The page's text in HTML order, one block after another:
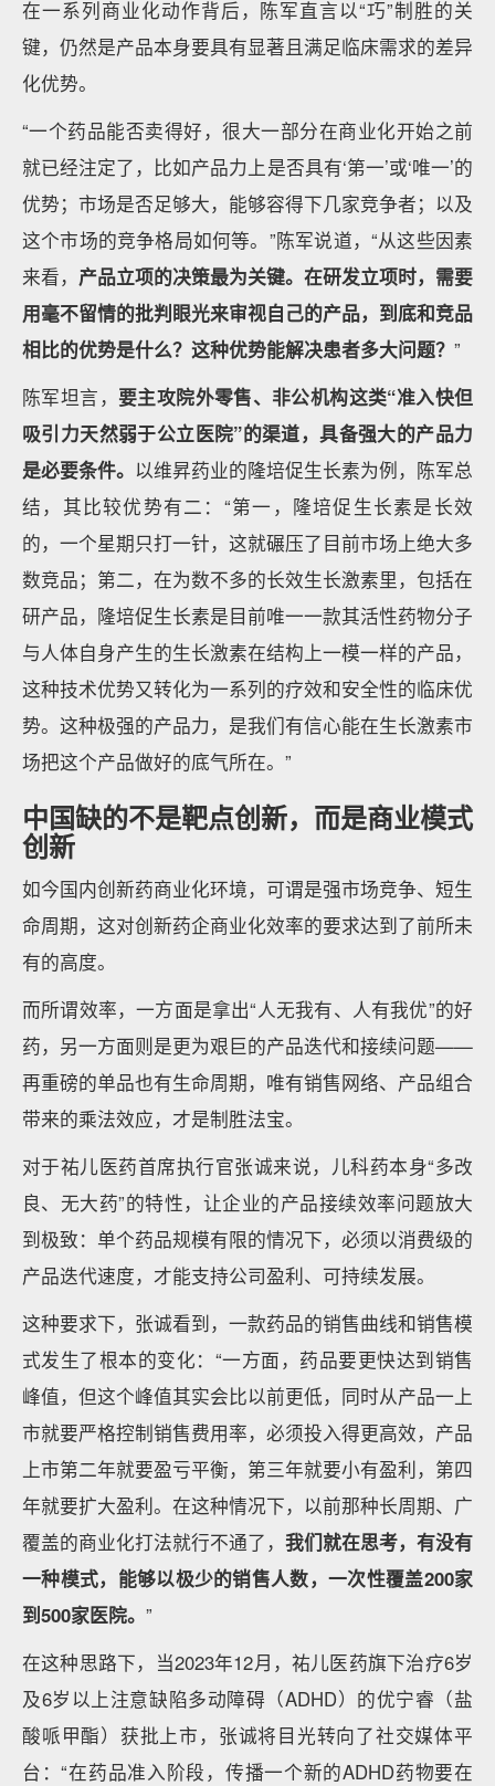
在一系列商业化动作背后，陈军直言以“巧”制胜的关
键，仍然是产品本身要具有显著且满足临床需求的差异
化优势。
“一个药品能否卖得好，很大一部分在商业化开始之前
就已经注定了，比如产品力上是否具有‘第一’或‘唯一’的
优势；市场是否足够大，能够容得下几家竞争者；以及
这个市场的竞争格局如何等。”陈军说道，“从这些因素
来看， 产品立项的决策最为关键。在研发立项时，需要
用毫不留情的批判眼光来审视自己的产品，到底和竞品
相比的优势是什么？这种优势能解决患者多大问题？ ”
陈军坦言， 要主攻院外零售、非公机构这类“准入快但
吸引力天然弱于公立医院”的渠道，具备强大的产品力
是必要条件。 以维昇药业的隆培促生长素为例，陈军总
结，其比较优势有二：“第一，隆培促生长素是长效
的，一个星期只打一针，这就碾压了目前市场上绝大多
数竞品；第二，在为数不多的长效生长激素里，包括在
研产品，隆培促生长素是目前唯一一款其活性药物分子
与人体自身产生的生长激素在结构上一模一样的产品，
这种技术优势又转化为一系列的疗效和安全性的临床优
势。这种极强的产品力，是我们有信心能在生长激素市
场把这个产品做好的底气所在。”
中国缺的不是靶点创新，而是商业模式
创新
如今国内创新药商业化环境，可谓是强市场竞争、短生
命周期，这对创新药企商业化效率的要求达到了前所未
有的高度。
而所谓效率，一方面是拿出“人无我有、人有我优”的好
药，另一方面则是更为艰巨的产品迭代和接续问题——
再重磅的单品也有生命周期，唯有销售网络、产品组合
带来的乘法效应，才是制胜法宝。
对于祐儿医药首席执行官张诚来说，儿科药本身“多改
良、无大药”的特性，让企业的产品接续效率问题放大
到极致：单个药品规模有限的情况下，必须以消费级的
产品迭代速度，才能支持公司盈利、可持续发展。
这种要求下，张诚看到，一款药品的销售曲线和销售模
式发生了根本的变化：“一方面，药品要更快达到销售
峰值，但这个峰值其实会比以前更低，同时从产品一上
市就要严格控制销售费用率，必须投入得更高效，产品
上市第二年就要盈亏平衡，第三年就要小有盈利，第四
年就要扩大盈利。在这种情况下，以前那种长周期、广
覆盖的商业化打法就行不通了， 我们就在思考，有没有
一种模式，能够以极少的销售人数，一次性覆盖200家
到500家医院。 ”
在这种思路下，当2023年12月，祐儿医药旗下治疗6岁
及6岁以上注意缺陷多动障碍（ADHD）的优宁睿（盐
酸哌甲酯）获批上市，张诚将目光转向了社交媒体平
台：“在药品准入阶段，传播一个新的ADHD药物要在